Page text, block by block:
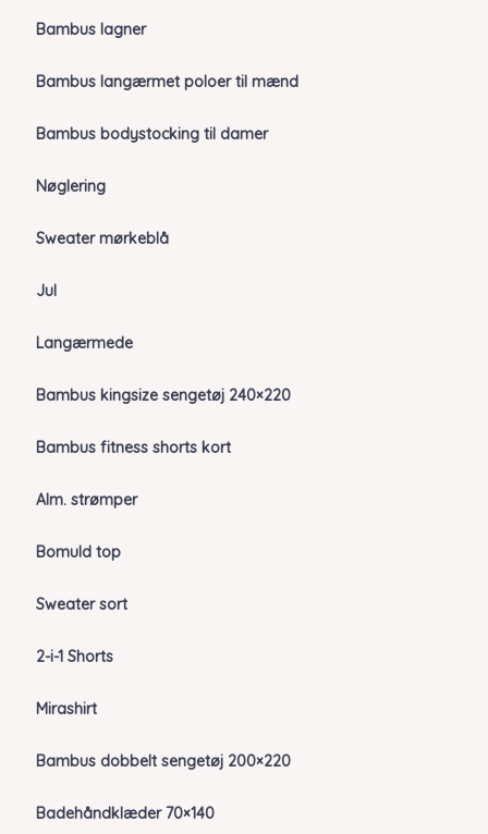
Bambus lagner
Bambus langærmet poloer til mænd
Bambus bodystocking til damer
Nøglering
Sweater mørkeblå
Jul
Langærmede
Bambus kingsize sengetøj 240×220
Bambus fitness shorts kort
Alm. strømper
Bomuld top
Sweater sort
2-i-1 Shorts
Mirashirt
Bambus dobbelt sengetøj 200×220
Badehåndklæder 70×140